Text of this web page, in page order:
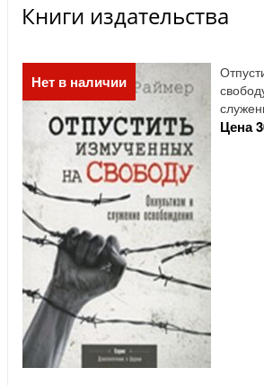
Книги издательства
Нет в наличии
Цена